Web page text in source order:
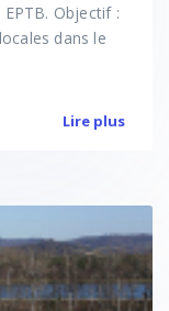
Objectif :
dans le
Lire plus